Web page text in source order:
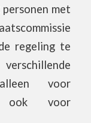
met
regeling te
voor
ook voor